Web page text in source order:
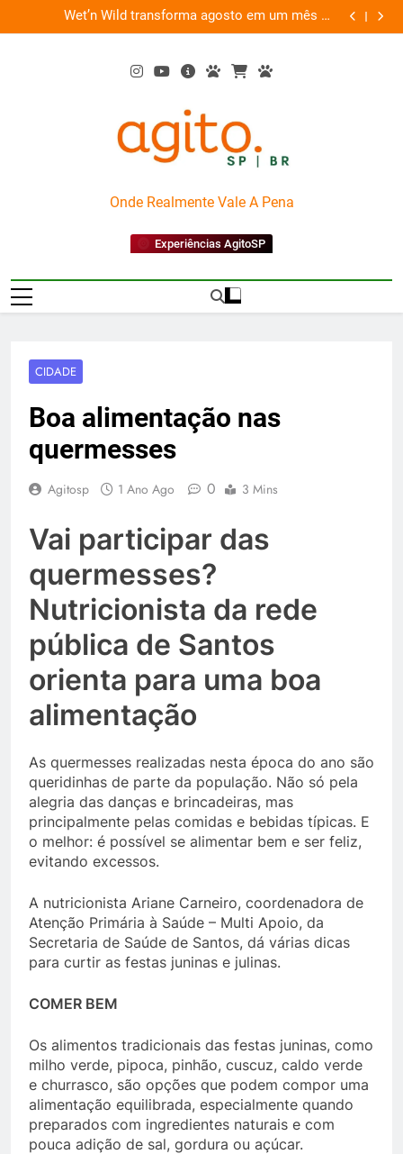
to
Wet’n Wild transforma agosto em um mês de
diversão e conexão
“Led
AgitoSP
Onde Realmente Vale A Pena
Experiências AgitoSP
CIDADE
Boa alimentação nas
quermesses
Agitosp 1 Ano Ago 0 3 Mins
Vai participar das
quermesses?
Nutricionista da rede
pública de Santos
orienta para uma boa
alimentação
As quermesses realizadas nesta época do ano são
queridinhas de parte da população. Não só pela
alegria das danças e brincadeiras, mas
principalmente pelas comidas e bebidas típicas. E
o melhor: é possível se alimentar bem e ser feliz,
evitando excessos.
A nutricionista Ariane Carneiro, coordenadora de
Atenção Primária à Saúde – Multi Apoio, da
Secretaria de Saúde de Santos, dá várias dicas
para curtir as festas juninas e julinas.
COMER BEM
Os alimentos tradicionais das festas juninas, como
milho verde, pipoca, pinhão, cuscuz, caldo verde
e churrasco, são opções que podem compor uma
alimentação equilibrada, especialmente quando
preparados com ingredientes naturais e com
pouca adição de sal, gordura ou açúcar.